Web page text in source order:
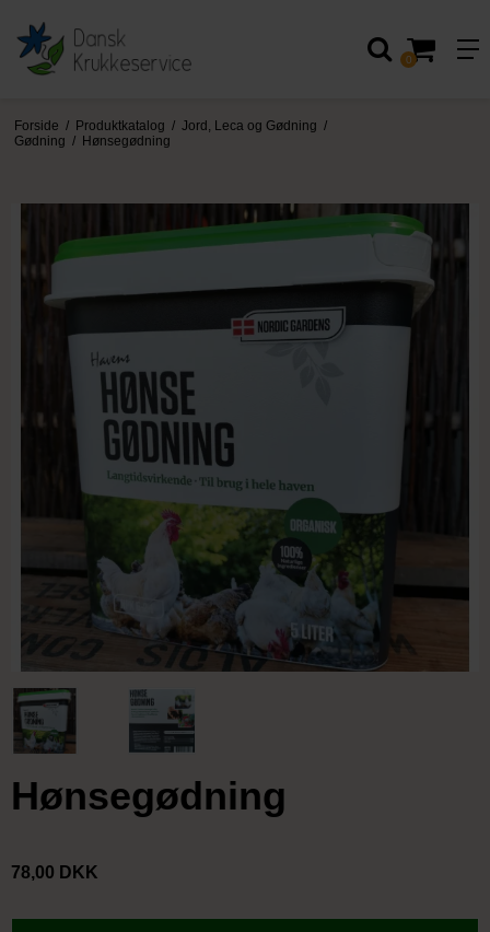
0
Forside / Produktkatalog / Jord, Leca og Gødning /
Gødning / Hønsegødning
Hønsegødning
78,00 DKK